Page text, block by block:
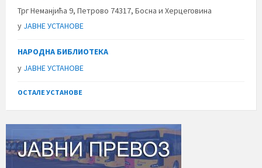
Трг Неманјића 9, Петрово 74317, Босна и Херцеговина
у ЈАВНЕ УСТАНОВЕ
НАРОДНА БИБЛИОТЕКА
у ЈАВНЕ УСТАНОВЕ
ОСТАЛЕ УСТАНОВЕ